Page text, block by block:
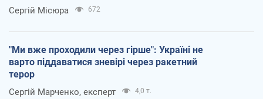
Сергій Місюра 672
"Ми вже проходили через гірше": Україні не
варто піддаватися зневірі через ракетний
терор
Сергій Марченко, експерт 4,0 т.